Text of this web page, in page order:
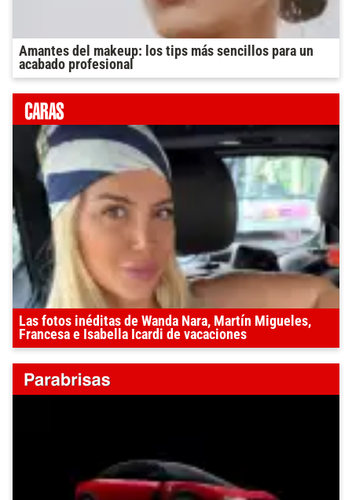
Amantes del makeup: los tips más sencillos para un
acabado profesional
Las fotos inéditas de Wanda Nara, Martín Migueles,
Francesa e Isabella Icardi de vacaciones